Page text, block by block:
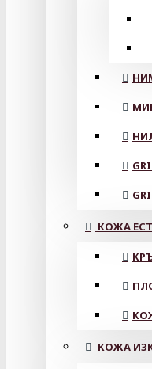
КОЖА
КОЖА